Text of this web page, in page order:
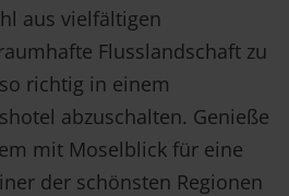
aus vielfältigen
Flusslandschaft zu
richtig in einem
abzuschalten. Genieße
mit Moselblick für eine
der schönsten Regionen